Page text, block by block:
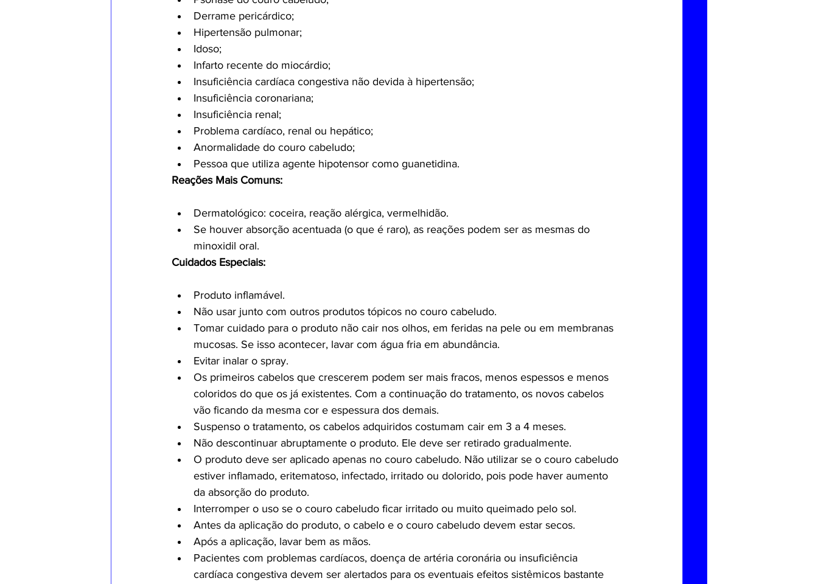
Derrame pericárdico;
Hipertensão pulmonar;
Idoso;
Infarto recente do miocárdio;
Insuficiência cardíaca congestiva não devida à hipertensão;
Insuficiência coronariana;
Insuficiência renal;
Problema cardíaco, renal ou hepático;
Anormalidade do couro cabeludo;
Pessoa que utiliza agente hipotensor como guanetidina.
Reações Mais Comuns:
Dermatológico: coceira, reação alérgica, vermelhidão.
Se houver absorção acentuada (o que é raro), as reações podem ser as mesmas do
minoxidil oral.
Cuidados Especiais:
Produto inflamável.
Não usar junto com outros produtos tópicos no couro cabeludo.
Tomar cuidado para o produto não cair nos olhos, em feridas na pele ou em membranas
mucosas. Se isso acontecer, lavar com água fria em abundância.
Evitar inalar o spray.
Os primeiros cabelos que crescerem podem ser mais fracos, menos espessos e menos
coloridos do que os já existentes. Com a continuação do tratamento, os novos cabelos
vão ficando da mesma cor e espessura dos demais.
Suspenso o tratamento, os cabelos adquiridos costumam cair em 3 a 4 meses.
Não descontinuar abruptamente o produto. Ele deve ser retirado gradualmente.
O produto deve ser aplicado apenas no couro cabeludo. Não utilizar se o couro cabeludo
estiver inflamado, eritematoso, infectado, irritado ou dolorido, pois pode haver aumento
da absorção do produto.
Interromper o uso se o couro cabeludo ficar irritado ou muito queimado pelo sol.
Antes da aplicação do produto, o cabelo e o couro cabeludo devem estar secos.
Após a aplicação, lavar bem as mãos.
Pacientes com problemas cardíacos, doença de artéria coronária ou insuficiência
cardíaca congestiva devem ser alertados para os eventuais efeitos sistêmicos bastante